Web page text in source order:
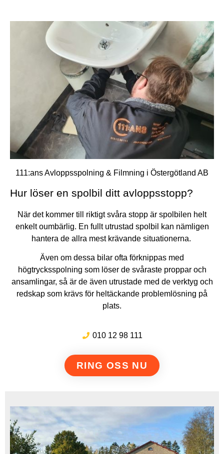
111:ans Avloppsspolning & Filmning i Östergötland AB
Hur löser en spolbil ditt avloppsstopp?
När det kommer till riktigt svåra stopp är spolbilen helt
enkelt oumbärlig. En fullt utrustad spolbil kan nämligen
hantera de allra mest krävande situationerna.
Även om dessa bilar ofta förknippas med
högtrycksspolning som löser de svåraste proppar och
ansamlingar, så är de även utrustade med de verktyg och
redskap som krävs för heltäckande problemlösning på
plats.
010 12 98 111
RING OSS NU